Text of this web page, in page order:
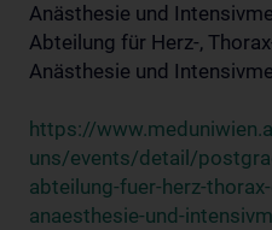
Anästhesie und
Abteilung für Herz-,
Anästhesie und
https://
uns/events/detail/
abteilung-fuer-herz-
anaesthesie-und-